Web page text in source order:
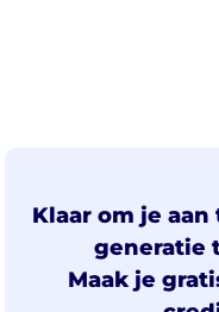
Klaar om je
generatie
Maak je